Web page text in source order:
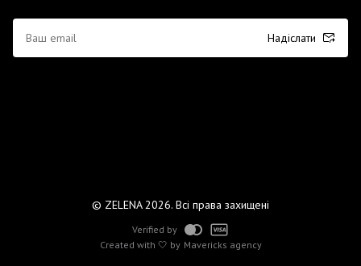
Надіслати
© ZELENA 2026. Всі права захищені
Created with 🤍 by Mavericks agency
Verified by